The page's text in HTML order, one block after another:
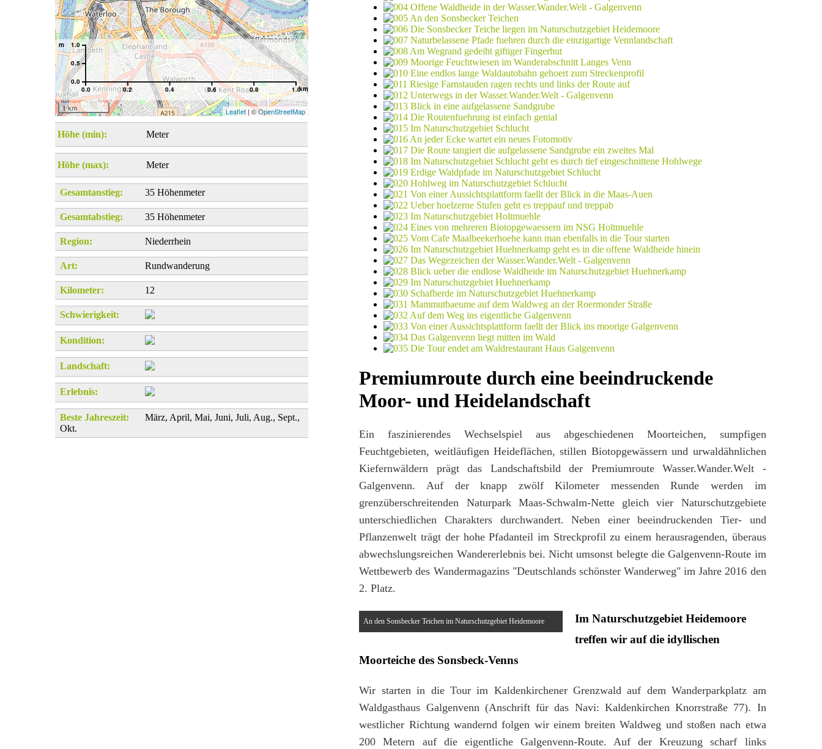
0.0 0.2 0.4 0.6 0.8 1.0km
0.0
0.5
1.0
m
1 km Leaflet| ©OpenStreetMap
Höhe (min): Meter
Höhe (max): Meter
Gesamtanstieg: 35 Höhenmeter
Gesamtabstieg: 35 Höhenmeter
Region: Niederrhein
Art: Rundwanderung
Kilometer: 12
Schwierigkeit:
Kondition:
Landschaft:
Erlebnis:
Beste Jahreszeit:
März, April, Mai, Juni, Juli, Aug., Sept.,
Okt.
Premiumroute durch eine beeindruckende
Moor- und Heidelandschaft
Ein faszinierendes Wechselspiel aus abgeschiedenen Moorteichen, sumpfigen
Feuchtgebieten, weitläufigen Heideflächen, stillen Biotopgewässern und urwaldähnlichen
Kiefernwäldern prägt das Landschaftsbild der Premiumroute Wasser.Wander.Welt -
Galgenvenn. Auf der knapp zwölf Kilometer messenden Runde werden im
grenzüberschreitenden Naturpark Maas-Schwalm-Nette gleich vier Naturschutzgebiete
unterschiedlichen Charakters durchwandert. Neben einer beeindruckenden Tier- und
Pflanzenwelt trägt der hohe Pfadanteil im Streckprofil zu einem herausragenden, überaus
abwechslungsreichen Wandererlebnis bei. Nicht umsonst belegte die Galgenvenn-Route im
Wettbewerb des Wandermagazins "Deutschlands schönster Wanderweg" im Jahre 2016 den
2. Platz.
An den Sonsbecker Teichen im Naturschutzgebiet Heidemoore
Im Naturschutzgebiet Heidemoore
treffen wir auf die idyllischen
Moorteiche des Sonsbeck-Venns
Wir starten in die Tour im Kaldenkirchener Grenzwald auf dem Wanderparkplatz am
Waldgasthaus Galgenvenn (Anschrift für das Navi: Kaldenkirchen Knorrstraße 77). In
westlicher Richtung wandernd folgen wir einem breiten Waldweg und stoßen nach etwa
200 Metern auf die eigentliche Galgenvenn-Route. Auf der Kreuzung scharf links